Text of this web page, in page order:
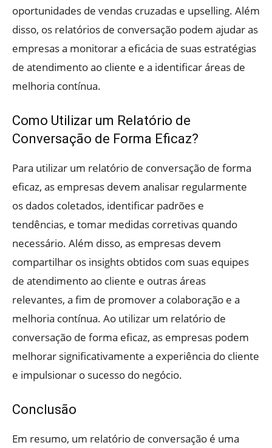
oportunidades de vendas cruzadas e upselling. Além
disso, os relatórios de conversação podem ajudar as
empresas a monitorar a eficácia de suas estratégias
de atendimento ao cliente e a identificar áreas de
melhoria contínua.
Como Utilizar um Relatório de
Conversação de Forma Eficaz?
Para utilizar um relatório de conversação de forma
eficaz, as empresas devem analisar regularmente
os dados coletados, identificar padrões e
tendências, e tomar medidas corretivas quando
necessário. Além disso, as empresas devem
compartilhar os insights obtidos com suas equipes
de atendimento ao cliente e outras áreas
relevantes, a fim de promover a colaboração e a
melhoria contínua. Ao utilizar um relatório de
conversação de forma eficaz, as empresas podem
melhorar significativamente a experiência do cliente
e impulsionar o sucesso do negócio.
Conclusão
Em resumo, um relatório de conversação é uma